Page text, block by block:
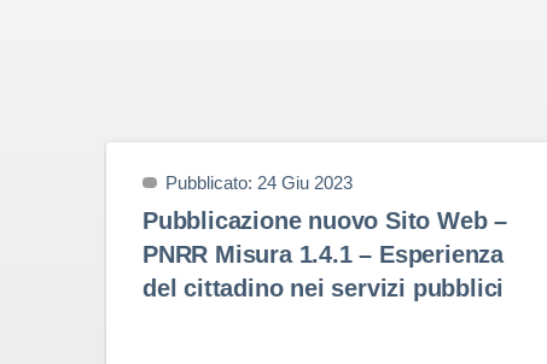
Pubblicato: 24 Giu 2023
Pubblicazione nuovo Sito Web –
PNRR Misura 1.4.1 – Esperienza
del cittadino nei servizi pubblici